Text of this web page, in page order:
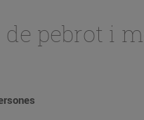
pebrot i